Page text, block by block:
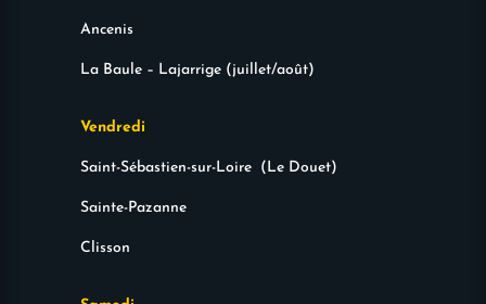
Ancenis
La Baule – Lajarrige (juillet/août)
Vendredi
Saint-Sébastien-sur-Loire (Le Douet)
Sainte-Pazanne
Clisson